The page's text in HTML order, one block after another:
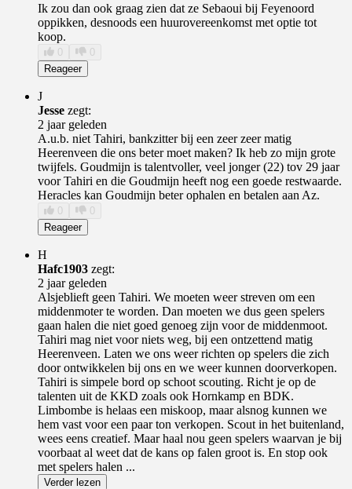
Ik zou dan ook graag zien dat ze Sebaoui bij Feyenoord
oppikken, desnoods een huurovereenkomst met optie tot
koop.
0
0
Reageer
J
Jesse zegt:
2 jaar geleden
A.u.b. niet Tahiri, bankzitter bij een zeer zeer matig
Heerenveen die ons beter moet maken? Ik heb zo mijn grote
twijfels. Goudmijn is talentvoller, veel jonger (22) tov 29 jaar
voor Tahiri en die Goudmijn heeft nog een goede restwaarde.
Heracles kan Goudmijn beter ophalen en betalen aan Az.
0
0
Reageer
H
Hafc1903 zegt:
2 jaar geleden
Alsjeblieft geen Tahiri. We moeten weer streven om een
middenmoter te worden. Dan moeten we dus geen spelers
gaan halen die niet goed genoeg zijn voor de middenmoot.
Tahiri mag niet voor niets weg, bij een ontzettend matig
Heerenveen. Laten we ons weer richten op spelers die zich
door ontwikkelen bij ons en we weer kunnen doorverkopen.
Tahiri is simpele bord op schoot scouting. Richt je op de
talenten uit de KKD zoals ook Hornkamp en BDK.
Limbombe is helaas een miskoop, maar alsnog kunnen we
hem vast voor een paar ton verkopen. Scout in het buitenland,
wees eens creatief. Maar haal nou geen spelers waarvan je bij
voorbaat al weet dat de kans op falen groot is. En stop ook
met spelers halen ...
Verder lezen